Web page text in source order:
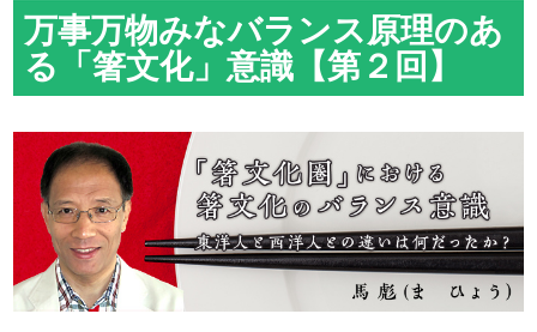
万事万物みなバランス原理のあ
る「箸文化」意識【第２回】